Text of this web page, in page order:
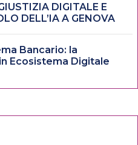
DIGITALE E
DELL’IA A GENOVA
Bancario: la
Ecosistema Digitale